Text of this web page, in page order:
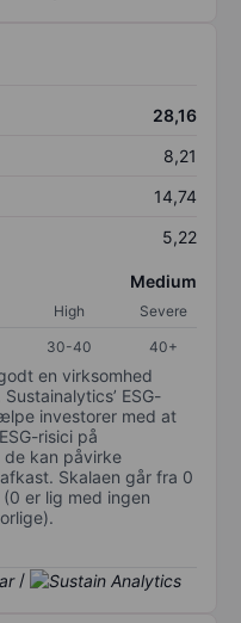
28,16
8,21
14,74
5,22
Medium
High
Severe
30-40 40+
en virksomhed
ESG-
investorer med at
risici på
de kan påvirke
Skalaen går fra 0
er lig med ingen
/